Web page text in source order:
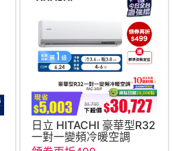
日立 HITACHI 豪華型R32
一對一變頻冷暖空調